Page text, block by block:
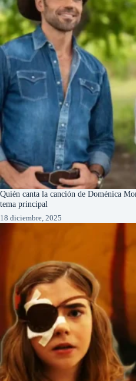
Quién canta la canción de Doménica
tema principal
18 diciembre, 2025